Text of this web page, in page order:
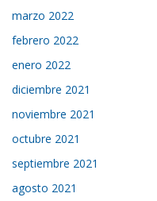
marzo 2022
febrero 2022
enero 2022
diciembre 2021
noviembre 2021
octubre 2021
septiembre 2021
agosto 2021